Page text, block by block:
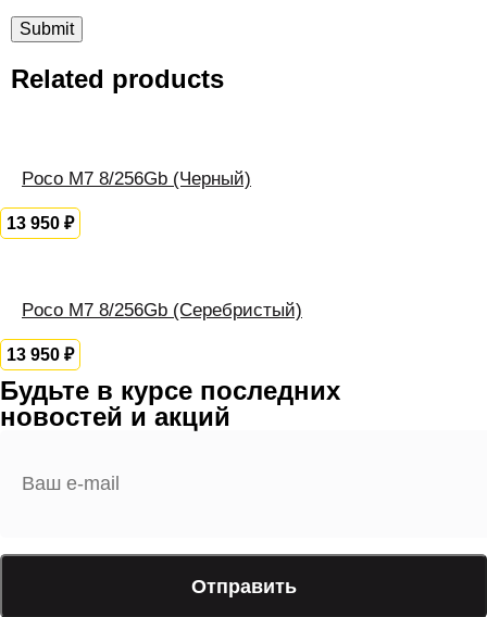
Related products
Poco M7 8/256Gb (Черный)
13 950 ₽
Poco M7 8/256Gb (Серебристый)
13 950 ₽
Будьте в курсе последних
новостей и акций